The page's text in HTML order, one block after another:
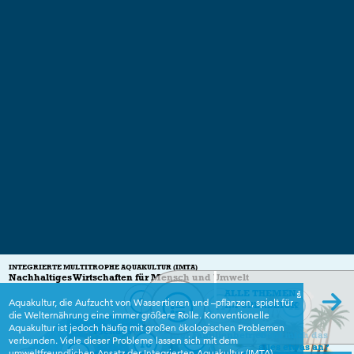
INTEGRIERTE MULTITROPHE AQUAKULTUR (IMTA)
Nachhaltiges Wirtschaften für Mensch und Umwelt
Aquakultur, die Aufzucht von Wassertieren und –pflanzen, spielt für
die Welternährung eine immer größere Rolle. Konventionelle
Aquakultur ist jedoch häufig mit großen ökologischen Problemen
verbunden. Viele dieser Probleme lassen sich mit dem
ALLE THEMEN
IM ÜBERBLICK
2
Freitags gibt´s Fisch
5
10
11
Der Familienbetrieb
12
Geht mich das
alles etwas an?